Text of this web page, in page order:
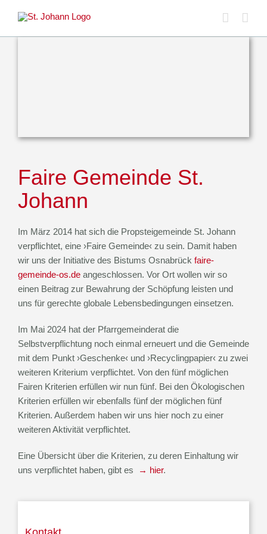
content
Faire Gemeinde St.
Johann
Im März 2014 hat sich die Propsteigemeinde St. Johann
verpflichtet, eine ›Faire Gemeinde‹ zu sein. Damit haben
wir uns der Initiative des Bistums Osnabrück faire-
gemeinde-os.de angeschlossen. Vor Ort wollen wir so
einen Beitrag zur Bewahrung der Schöpfung leisten und
uns für gerechte globale Lebensbedingungen einsetzen.
Im Mai 2024 hat der Pfarrgemeinderat die
Selbstverpflichtung noch einmal erneuert und die Gemeinde
mit dem Punkt ›Geschenke‹ und ›Recyclingpapier‹ zu zwei
weiteren Kriterium verpflichtet. Von den fünf möglichen
Fairen Kriterien erfüllen wir nun fünf. Bei den Ökologischen
Kriterien erfüllen wir ebenfalls fünf der möglichen fünf
Kriterien. Außerdem haben wir uns hier noch zu einer
weiteren Aktivität verpflichtet.
Eine Übersicht über die Kriterien, zu deren Einhaltung wir
uns verpflichtet haben, gibt es
→ hier.